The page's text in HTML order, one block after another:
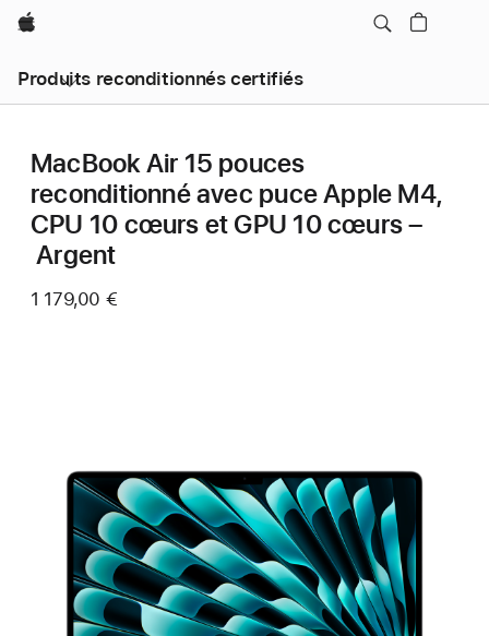
Apple
Produits reconditionnés certifiés
MacBook Air 15 pouces
reconditionné avec puce Apple M4,
CPU 10 cœurs et GPU 10 cœurs –
Argent
1 179,00 €